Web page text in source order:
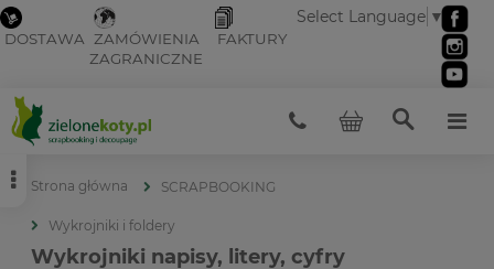
DOSTAWA ZAMÓWIENIA
ZAGRANICZNE
FAKTURY
Select Language ▼
Strona główna SCRAPBOOKING
Wykrojniki i foldery
Wykrojniki napisy, litery, cyfry